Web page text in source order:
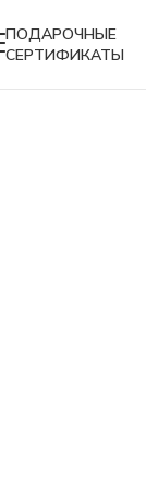
ПОДАРОЧНЫЕ
СЕРТИФИКАТЫ